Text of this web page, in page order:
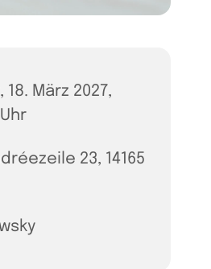
März 2027,
23, 14165